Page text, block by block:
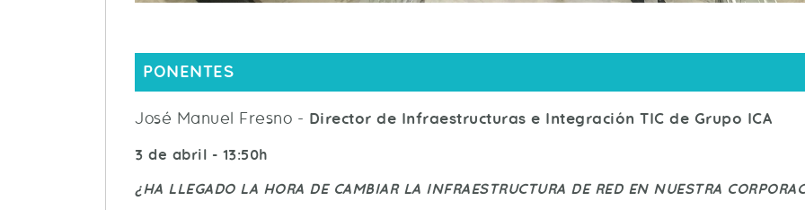
PONENTES
José Manuel Fresno - Director de Infraestructuras e Integración TIC de Grupo ICA
3 de abril - 13:50h
¿HA LLEGADO LA HORA DE CAMBIAR LA INFRAESTRUCTURA DE RED EN NUESTRA